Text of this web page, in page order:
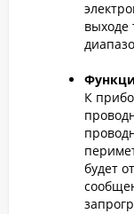
выходе
К
будет